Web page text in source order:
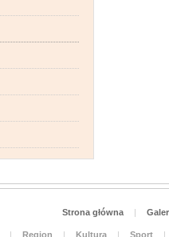
Strona główna |
| Region | Kultura | Sport
|